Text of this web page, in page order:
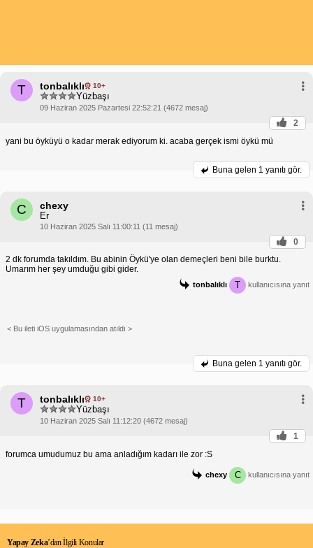
T tonbalıklı 10+
Yüzbaşı
09 Haziran 2025 Pazartesi 22:52:21 (4672 mesaj)
2
yani bu öyküyü o kadar merak ediyorum ki. acaba gerçek ismi öykü mü
Buna gelen 1 yanıtı gör.
C chexy
Er
10 Haziran 2025 Salı 11:00:11 (11 mesaj)
0
2 dk forumda takıldım. Bu abinin Öykü'ye olan demeçleri beni bile burktu.
Umarım her şey umduğu gibi gider.
tonbalıklı T kullanıcısına yanıt
< Bu ileti iOS uygulamasından atıldı >
Buna gelen 1 yanıtı gör.
T tonbalıklı 10+
Yüzbaşı
10 Haziran 2025 Salı 11:12:20 (4672 mesaj)
1
forumca umudumuz bu ama anladığım kadarı ile zor :S
chexy C kullanıcısına yanıt
Yapay Zeka’dan İlgili Konular